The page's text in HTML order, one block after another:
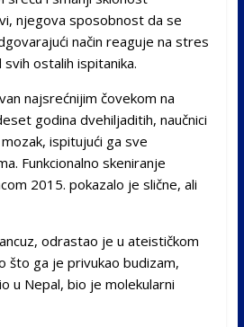
njegova sposobnost da se
način reaguje na stres
ostalih ispitanika.
najsrećnijim čovekom na
godina dvehiljaditih, naučnici
ispitujući ga sve
Funkcionalno skeniranje
2015. pokazalo je slične, ali
odrastao je u ateističkom
što ga je privukao budizam,
u Nepal, bio je molekularni